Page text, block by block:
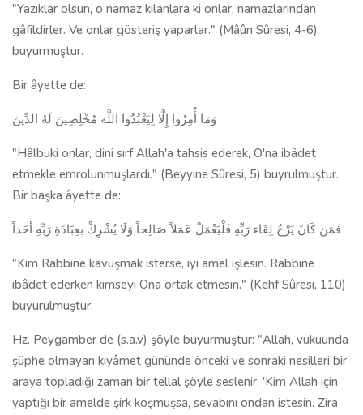
"Yazıklar olsun, o namaz kılanlara ki onlar, namazlarından
gâfildirler. Ve onlar gösteriş yaparlar." (Mâûn Sûresi, 4-6)
buyurmuştur.
Bir âyette de:
وَمَا أُمِرُوا إِلَّا لِيَعْبُدُوا اللَّهَ مُخْلِصِينَ لَهُ الدِّينَ
"Hâlbuki onlar, dini sırf Allah'a tahsis ederek, O'na ibâdet
etmekle emrolunmuşlardı." (Beyyine Sûresi, 5) buyrulmuştur.
Bir başka âyette de:
فَمَن كَانَ يَرْجُ لِقَاء رَبِّهِ فَلْيَعْمَلْ عَمَلاً صَالِحاً وَلَا يُشْرِكْ بِعِبَادَةِ رَبِّهِ أَحَداً
"Kim Rabbine kavuşmak isterse, iyi amel işlesin. Rabbine
ibâdet ederken kimseyi Ona ortak etmesin." (Kehf Sûresi, 110)
buyurulmuştur.
Hz. Peygamber de (s.a.v) şöyle buyurmuştur: "Allah, vukuunda
şüphe olmayan kıyâmet gününde önceki ve sonraki nesilleri bir
araya topladığı zaman bir tellal şöyle seslenir: 'Kim Allah için
yaptığı bir amelde şirk koşmuşsa, sevabını ondan istesin. Zira